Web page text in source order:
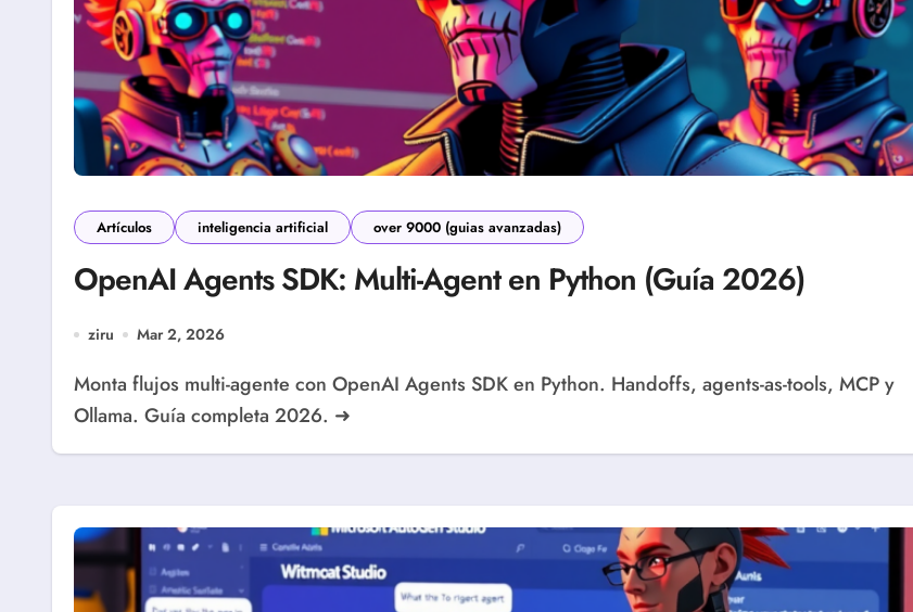
Artículos inteligencia artificial over 9000 (guias avanzadas)
OpenAI Agents SDK: Multi-Agent en Python (Guía 2026)
ziru Mar 2, 2026
Monta flujos multi-agente con OpenAI Agents SDK en Python. Handoffs, agents-as-tools, MCP y
Ollama. Guía completa 2026. ➜